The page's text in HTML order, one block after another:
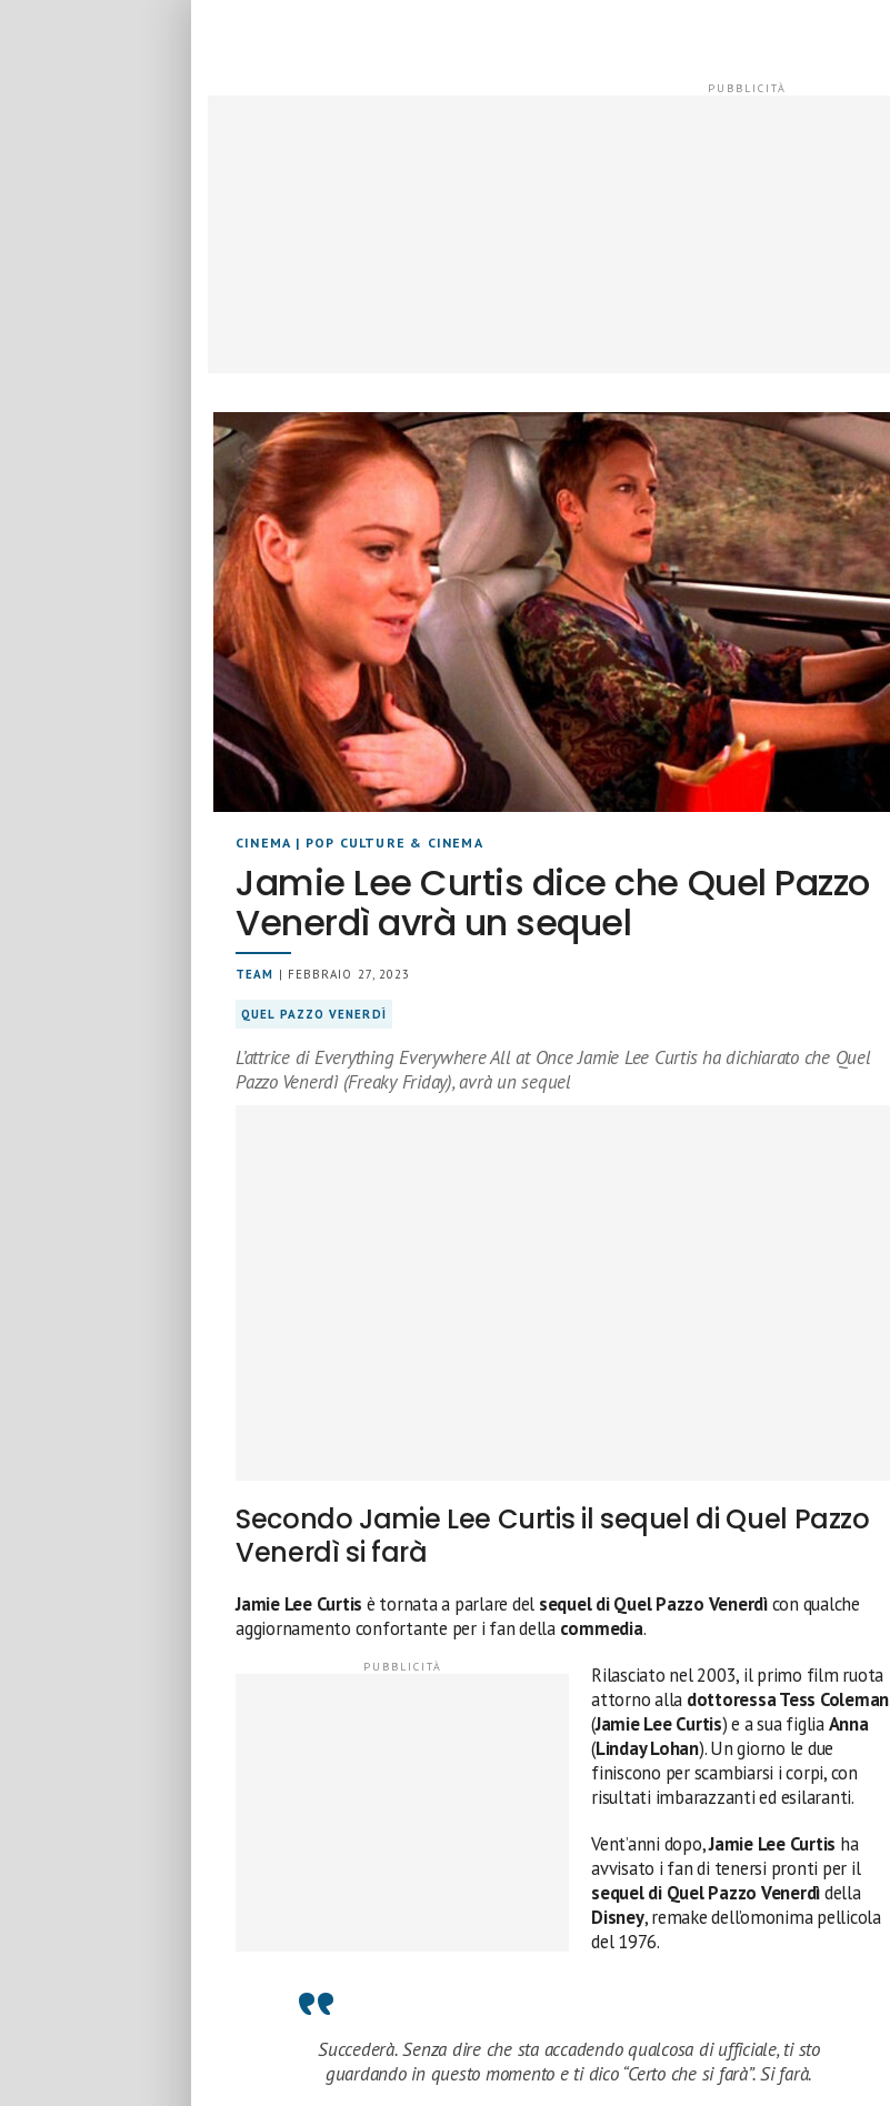
CINEMA | POP CULTURE & CINEMA
Jamie Lee Curtis dice che Quel Pazzo
Venerdì avrà un sequel
TEAM | FEBBRAIO 27, 2023
QUEL PAZZO VENERDÌ
L’attrice di Everything Everywhere All at Once Jamie Lee Curtis ha dichiarato che Quel
Pazzo Venerdì (Freaky Friday), avrà un sequel
Secondo Jamie Lee Curtis il sequel di Quel Pazzo
Venerdì si farà
Jamie Lee Curtis è tornata a parlare del sequel di Quel Pazzo Venerdìcon qualche
aggiornamento confortante per i fan della commedia.
Rilasciato nel 2003, il primo film ruota
attorno alla dottoressa Tess Coleman
(Jamie Lee Curtis) e a sua figliaAnna
(Linday Lohan). Un giorno le due
finiscono per scambiarsi i corpi, con
risultati imbarazzanti ed esilaranti.
Vent’anni dopo,Jamie Lee Curtis ha
avvisato i fan di tenersi pronti per il
sequel di Quel Pazzo Venerdìdella
Disney, remake dell’omonima pellicola
del 1976.
Succederà. Senza dire che sta accadendo qualcosa di ufficiale, ti sto
guardando in questo momento e ti dico “Certo che si farà”. Si farà.